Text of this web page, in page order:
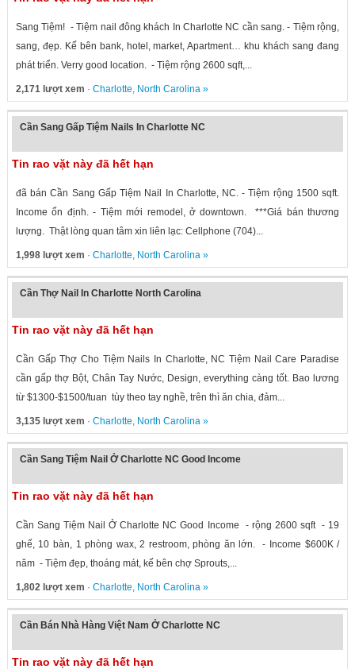
Sang Tiệm! - Tiệm nail đông khách In Charlotte NC cần sang. - Tiệm rộng,
sang, đẹp. Kế bên bank, hotel, market, Apartment… khu khách sang đang
phát triển. Verry good location. - Tiệm rộng 2600 sqft,...
2,171 lượt xem · Charlotte, North Carolina»
Cần Sang Gấp Tiệm Nails In Charlotte NC
Tin rao vặt này đã hết hạn
đã bán Cần Sang Gấp Tiệm Nail In Charlotte, NC. - Tiệm rộng 1500 sqft.
Income ổn định. - Tiệm mới remodel, ở downtown. ***Giá bán thương
lượng. Thật lòng quan tâm xin liên lạc: Cellphone (704)...
1,998 lượt xem · Charlotte, North Carolina»
Cần Thợ Nail In Charlotte North Carolina
Tin rao vặt này đã hết hạn
Cần Gấp Thợ Cho Tiệm Nails In Charlotte, NC Tiệm Nail Care Paradise
cần gấp thợ Bột, Chân Tay Nước, Design, everything càng tốt. Bao lương
từ $1300-$1500/tuan tùy theo tay nghề, trên thì ăn chia, đảm...
3,135 lượt xem · Charlotte, North Carolina»
Cần Sang Tiệm Nail Ở Charlotte NC Good Income
Tin rao vặt này đã hết hạn
Cần Sang Tiệm Nail Ở Charlotte NC Good Income - rộng 2600 sqft - 19
ghế, 10 bàn, 1 phòng wax, 2 restroom, phòng ăn lớn. - Income $600K /
năm - Tiệm đẹp, thoáng mát, kế bên chợ Sprouts,...
1,802 lượt xem · Charlotte, North Carolina»
Cần Bán Nhà Hàng Việt Nam Ở Charlotte NC
Tin rao vặt này đã hết hạn